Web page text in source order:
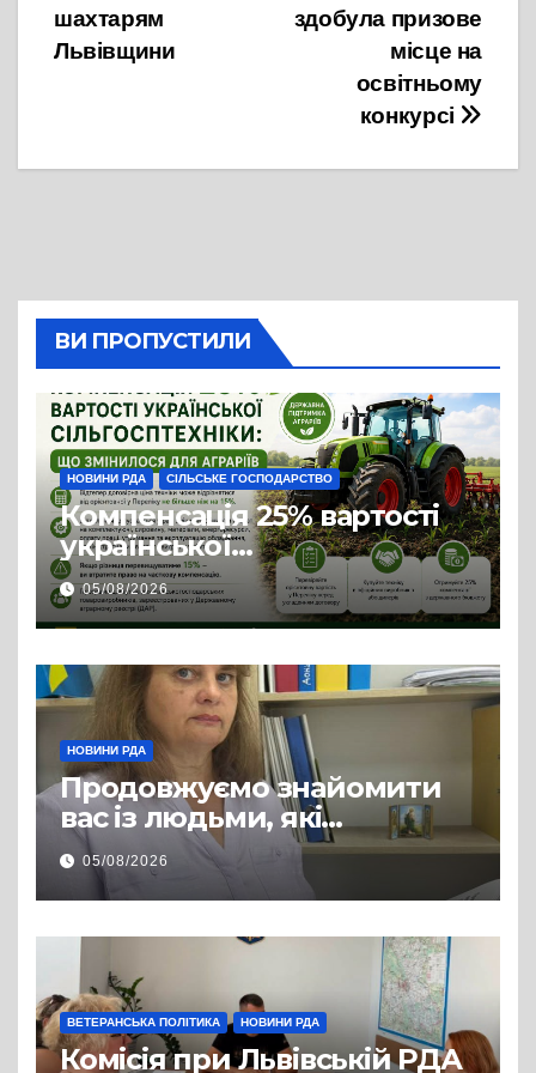
здобула призове
місце на
освітньому
конкурсі
шахтарям
Львівщини
ВИ ПРОПУСТИЛИ
НОВИНИ РДА СІЛЬСЬКЕ ГОСПОДАРСТВО
Компенсація 25% вартості
української
сільгосптехніки: що
змінилося для аграріїв
05/08/2026
НОВИНИ РДА
Продовжуємо знайомити
вас із людьми, які
допомагають нашим
захисникам і захисницям
повертатися до цивільного
життя
05/08/2026
ВЕТЕРАНСЬКА ПОЛІТИКА НОВИНИ РДА
Комісія при Львівській РДА